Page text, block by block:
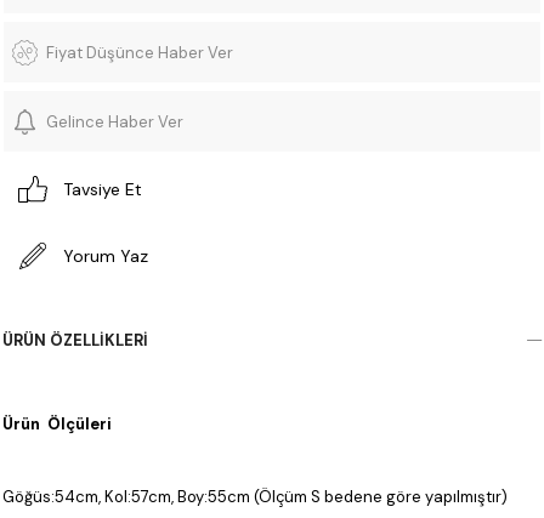
Fiyat Düşünce Haber Ver
Gelince Haber Ver
Tavsiye Et
Yorum Yaz
ÜRÜN ÖZELLIKLERI
Ürün Ölçüleri
Göğüs:54cm, Kol:57cm, Boy:55cm (Ölçüm S bedene göre yapılmıştır)